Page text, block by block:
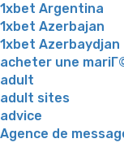
1xbet Argentina
1xbet Azerbajan
1xbet Azerbaydjan
acheter une
adult
adult sites
advice
Agence de